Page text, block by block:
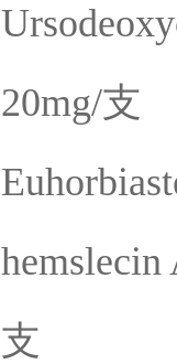
20mg/支
hemslecin
支